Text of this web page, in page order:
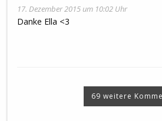
17. Dezember 2015 um 10:02 Uhr
Danke Ella <3
69 weitere